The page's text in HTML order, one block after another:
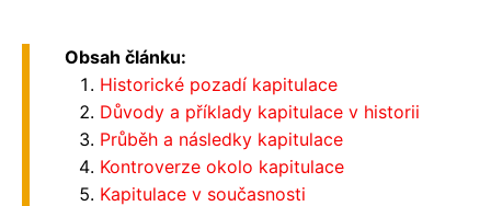
Obsah článku:
Historické pozadí kapitulace
Důvody a příklady kapitulace v historii
Průběh a následky kapitulace
Kontroverze okolo kapitulace
Kapitulace v současnosti